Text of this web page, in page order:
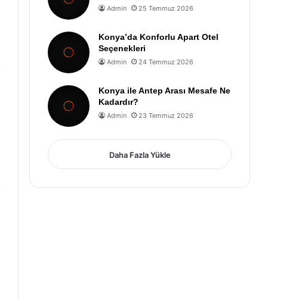
Admin 25 Temmuz 2026
Konya’da Konforlu Apart Otel
Seçenekleri
Admin 24 Temmuz 2026
Konya ile Antep Arası Mesafe Ne
Kadardır?
Admin 23 Temmuz 2026
Daha Fazla Yükle